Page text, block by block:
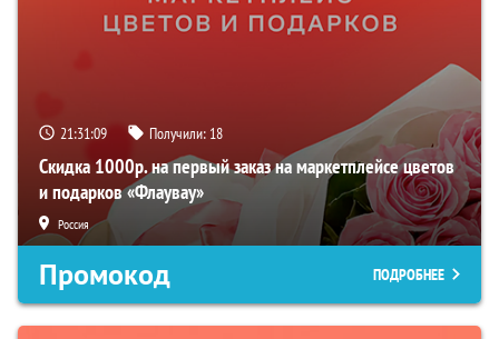
21:31:08 Получили: 18
Скидка 1000р. на первый заказ на маркетплейсе цветов
и подарков «Флаувау»
Россия
Промокод ПОДРОБНЕЕ